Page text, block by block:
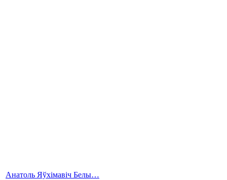
Анатоль Яўхімавіч Белы…